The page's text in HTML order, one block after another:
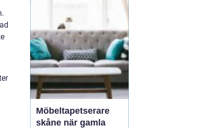
kombinerar snabb hjälp
med ty...
Möbeltapetserare
skåne när gamla